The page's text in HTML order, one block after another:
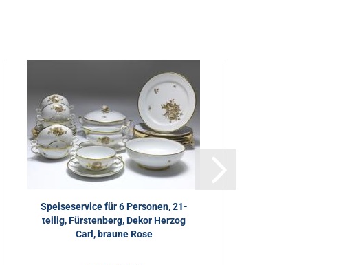
Speiseservice für 6 Personen, 21-
teilig, Fürstenberg, Dekor Herzog
Carl, braune Rose